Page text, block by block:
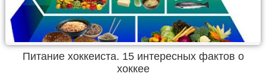
Питание хоккеиста. 15 интересных фактов о
хоккее